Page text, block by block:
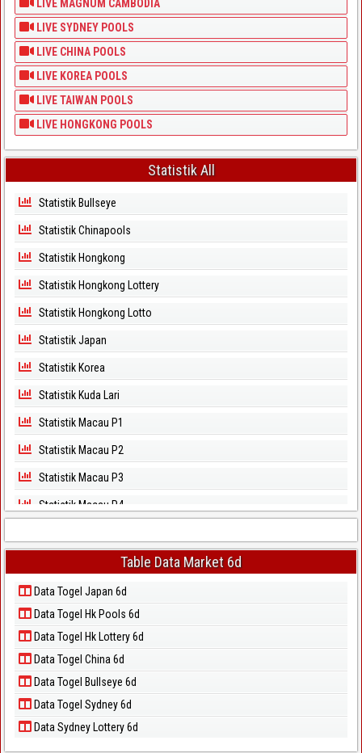
LIVE MAGNUM CAMBODIA
LIVE SYDNEY POOLS
LIVE CHINA POOLS
LIVE KOREA POOLS
LIVE TAIWAN POOLS
LIVE HONGKONG POOLS
Statistik All
Statistik Bullseye
Statistik Chinapools
Statistik Hongkong
Statistik Hongkong Lottery
Statistik Hongkong Lotto
Statistik Japan
Statistik Korea
Statistik Kuda Lari
Statistik Macau P1
Statistik Macau P2
Statistik Macau P3
Statistik Macau P4
Statistik Magnum Cambodia
Statistik North Carolina Day
Statistik North Carolina Evening
Statistik Pcso
Statistik Sao Paulo
Statistik Singapore
Statistik Sydney
Table Data Market 6d
Data Togel Japan 6d
Data Togel Hk Pools 6d
Data Togel Hk Lottery 6d
Data Togel China 6d
Data Togel Bullseye 6d
Data Togel Sydney 6d
Data Sydney Lottery 6d